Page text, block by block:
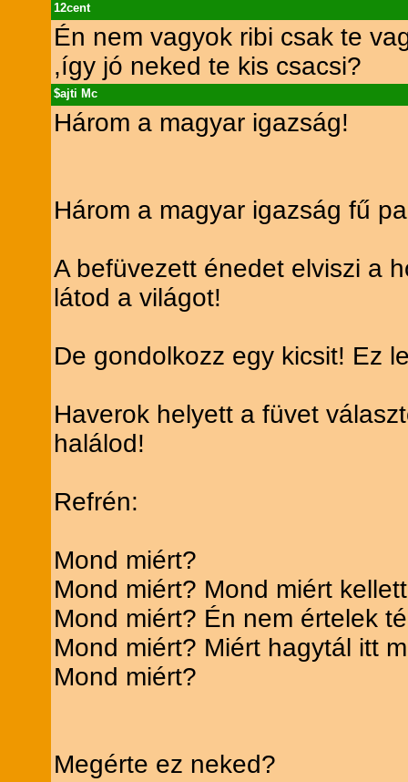
12cent
Én nem vagyok ribi csak te
,így jó neked te kis csacsi?
$ajti Mc
Három a magyar igazság!
Három a magyar igazság fű
A befüvezett énedet elviszi a
látod a világot!
De gondolkozz egy kicsit! Ez
Haverok helyett a füvet
halálod!
Refrén:
Mond miért?
Mond miért? Mond miért
Mond miért? Én nem értelek
Mond miért? Miért hagytál itt
Mond miért?
Megérte ez neked?